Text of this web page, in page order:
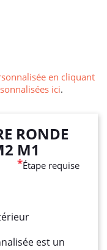
en cliquant
ici.
RONDE
M1
*Étape requise
est un